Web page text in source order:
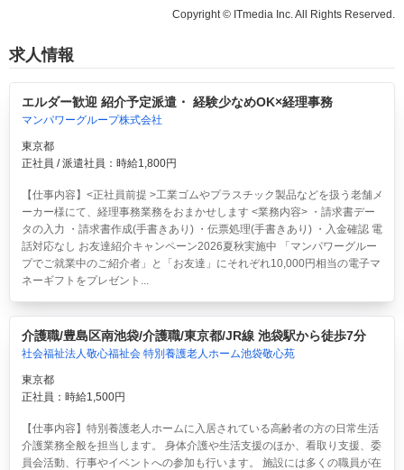
Copyright © ITmedia Inc. All Rights Reserved.
求人情報
エルダー歓迎 紹介予定派遣・ 経験少なめOK×経理事務
マンパワーグループ株式会社
東京都
正社員 / 派遣社員：時給1,800円
【仕事内容】<正社員前提 >工業ゴムやプラスチック製品などを扱う老舗メ
ーカー様にて、経理事務業務をおまかせします <業務内容> ・請求書デー
タの入力 ・請求書作成(手書きあり) ・伝票処理(手書きあり) ・入金確認 電
話対応なし お友達紹介キャンペーン2026夏秋実施中 「マンパワーグルー
プでご就業中のご紹介者」と「お友達」にそれぞれ10,000円相当の電子マ
ネーギフトをプレゼント...
介護職/豊島区南池袋/介護職/東京都/JR線 池袋駅から徒歩7分
社会福祉法人敬心福祉会 特別養護老人ホーム池袋敬心苑
東京都
正社員：時給1,500円
【仕事内容】特別養護老人ホームに入居されている高齢者の方の日常生活
介護業務全般を担当します。 身体介護や生活支援のほか、看取り支援、委
員会活動、行事やイベントへの参加も行います。 施設には多くの職員が在